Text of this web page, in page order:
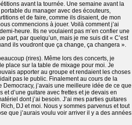
avant la tournée. Une semaine avant la
du manager avec des écouteurs,
et de faire, comme ils disaient, de mon
commencions à jouer. Voilà comment j’ai
heure. Ils ne voulaient pas m’en confier une
part, par quelqu’un, mais je me suis dit « C’est
ils voudront que ça change, ça changera ».
(rires). Même lors des concerts, je
place sur la table de mixage pour moi. Je
apporter au groupe et rendaient les choses
pas le public. Finalement au cours de la
j’avais une meilleure idée de ce que
et d’une guitare avec frettes et je devais en
dont j’ai besoin. J’ai mes parties guitares
DJ et moi. Nous y sommes parvenus et tout
que j’aurais voulu voir arriver il y a des années